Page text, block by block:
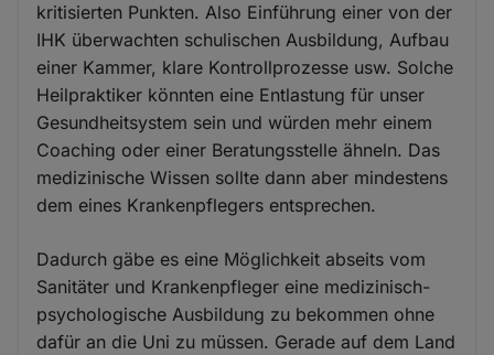
kritisierten Punkten. Also Einführung einer von der
IHK überwachten schulischen Ausbildung, Aufbau
einer Kammer, klare Kontrollprozesse usw. Solche
Heilpraktiker könnten eine Entlastung für unser
Gesundheitsystem sein und würden mehr einem
Coaching oder einer Beratungsstelle ähneln. Das
medizinische Wissen sollte dann aber mindestens
dem eines Krankenpflegers entsprechen.
Dadurch gäbe es eine Möglichkeit abseits vom
Sanitäter und Krankenpfleger eine medizinisch-
psychologische Ausbildung zu bekommen ohne
dafür an die Uni zu müssen. Gerade auf dem Land